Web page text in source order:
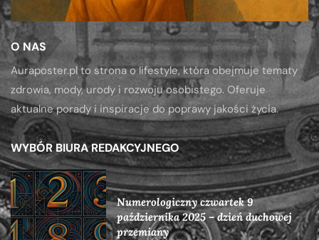
O NAS
Auraposter.pl to strona o lifestyle, która obejmuje tematy
zdrowia, mody, urody i rozwoju osobistego. Oferuje
aktualne porady i inspiracje do poprawy jakości życia.
WYBÓR BIURA REDAKCYJNEGO
Numerologiczny czwartek 9
października 2025 – dzień duchowej
przemiany